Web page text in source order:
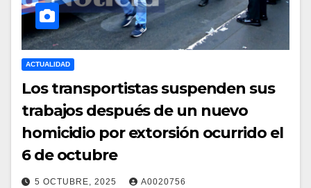
ACTUALIDAD
Los transportistas suspenden sus
trabajos después de un nuevo
homicidio por extorsión ocurrido el
6 de octubre
5 OCTUBRE, 2025 A0020756